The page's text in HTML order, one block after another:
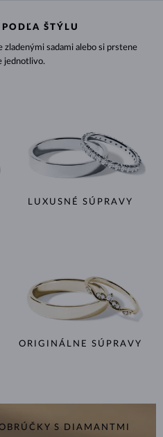
PODĽA ŠTÝLU
zladenými sadami alebo si prstene
jednotlivo.
LUXUSNÉ SÚPRAVY
ORIGINÁLNE SÚPRAVY
S DIAMANTMI